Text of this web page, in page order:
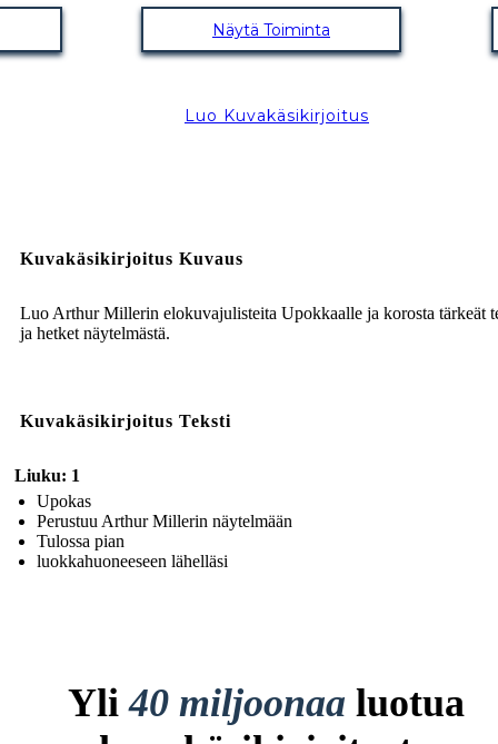
Näytä Toiminta
Luo Kuvakäsikirjoitus
Kuvakäsikirjoitus Kuvaus
Luo Arthur Millerin elokuvajulisteita Upokkaalle ja korosta tärkeät
ja hetket näytelmästä.
Kuvakäsikirjoitus Teksti
Liuku: 1
Upokas
Perustuu Arthur Millerin näytelmään
Tulossa pian
luokkahuoneeseen lähelläsi
Yli40 miljoonaa luotua